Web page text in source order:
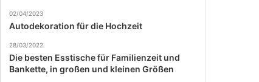
02/04/2023
Autodekoration für die Hochzeit
28/03/2022
Die besten Esstische für Familienzeit und
Bankette, in großen und kleinen Größen